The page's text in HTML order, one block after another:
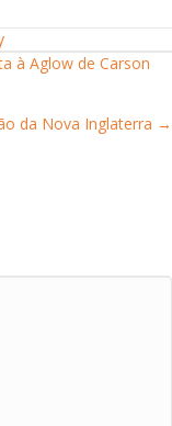
à Aglow de Carson
da Nova Inglaterra →